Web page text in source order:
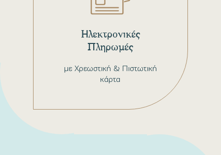
με Χρεωστική & Πιστωτική
κάρτα
Ηλεκτρονικές
Πληρωμές